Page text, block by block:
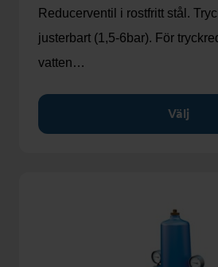
Reducerventil i rostfritt stål.
justerbart (1,5-6bar). För
vatten…
Välj